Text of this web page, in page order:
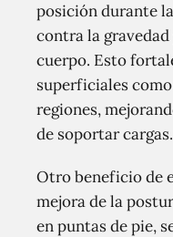
posición durante
contra la
cuerpo. Esto
superficiales
regiones,
de soportar cargas.
Otro beneficio de
mejora de la
en puntas de pie,